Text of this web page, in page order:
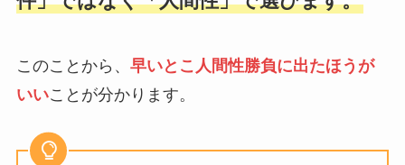
このことから、 早いとこ人間性勝負に出たほうが
いいことが分かります。